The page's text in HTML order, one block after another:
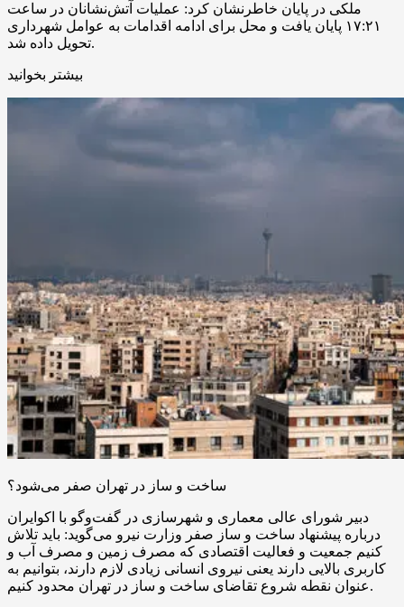
ملکی در پایان خاطرنشان کرد: عملیات آتش‌نشانان در ساعت
۱۷:۲۱ پایان یافت و محل برای ادامه اقدامات به عوامل شهرداری
تحویل داده شد.
بیشتر بخوانید
ساخت و ساز در تهران صفر می‌شود؟
دبیر شورای عالی معماری و شهرسازی در گفت‌وگو با اکوایران
درباره پیشنهاد ساخت و ساز صفر وزارت نیرو می‌گوید: باید تلاش
کنیم جمعیت و فعالیت اقتصادی که مصرف زمین و مصرف آب و
کاربری بالایی دارند یعنی نیروی انسانی زیادی لازم دارند، بتوانیم به
عنوان نقطه شروع تقاضای ساخت و ساز در تهران محدود کنیم.